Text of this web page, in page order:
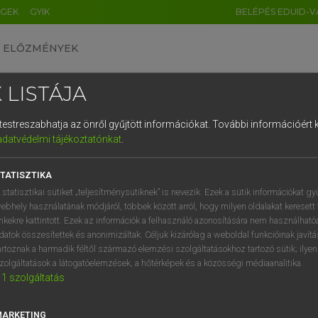
GYIK BELÉPÉS EDUID-
ELŐZMÉNYEK
egyetemes nagyszótár
VAN ELŐFIZETÉSED?
megtekintéséhez.
LISTÁJA
az önről gyűjtött információkat. További információért
tájékoztatónkat.
statisztikai sütiket „teljesítménysütiknek” is nevezik. Ezek a sütik információkat
használatának módjáról, többek között arról, hogy milyen oldalakat keresett
kattintott. Ezek az információk a felhasználó azonosítására nem
összesítettek és anonimizáltak. Céljuk kizárólag a weboldal funkcióinak
a harmadik féltől származó elemzési szolgáltatásokhoz tartozó sütik;
a látogatóelemzések, a hőtérképek és a közösségi médiaanalitika.
1 szolgáltatás
DE CN FR ES IT NL
1 2 3 4 5 6 7 8 9
q w e r t z u i
a s d f g h j k l é
í y x c v b n m , .